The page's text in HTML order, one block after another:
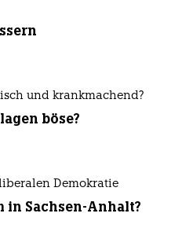
und krankmachend?
böse?
Demokratie
in Sachsen-Anhalt?